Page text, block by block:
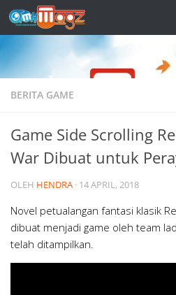
Skip to content
BERITA GAME
Game Side Scrolling
War Dibuat untuk
OLEH HENDRA · 14 APRIL, 2018
Novel petualangan fantasi klasik
dibuat menjadi game oleh team
telah ditampilkan.